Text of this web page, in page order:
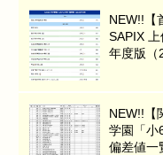
NEW!!【
SAPIX
年度版（
NEW!!【
学園「小
偏差値一